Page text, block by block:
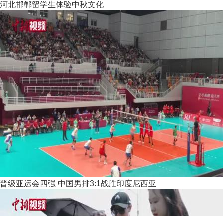
河北邯郸留学生体验中秋文化
晋级亚运会四强 中国男排3:1战胜印度尼西亚